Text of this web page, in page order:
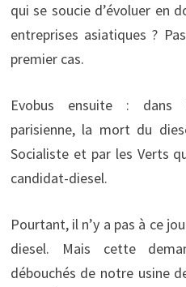
qui se soucie d’évoluer en
entreprises asiatiques ?
premier cas.
Evobus ensuite : dans
parisienne, la mort du
Socialiste et par les Verts
candidat-diesel.
Pourtant, il n’y a pas à ce
diesel. Mais cette
débouchés de notre usine